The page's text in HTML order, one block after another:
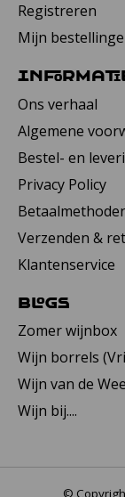
Registreren
Mijn
Ons verhaal
Algemene
Bestel- en
Privacy Policy
Verzenden &
Klantenservice
Blogs
Zomer wijnbox
Wijn borrels
Wijn van de
Wijn bij....